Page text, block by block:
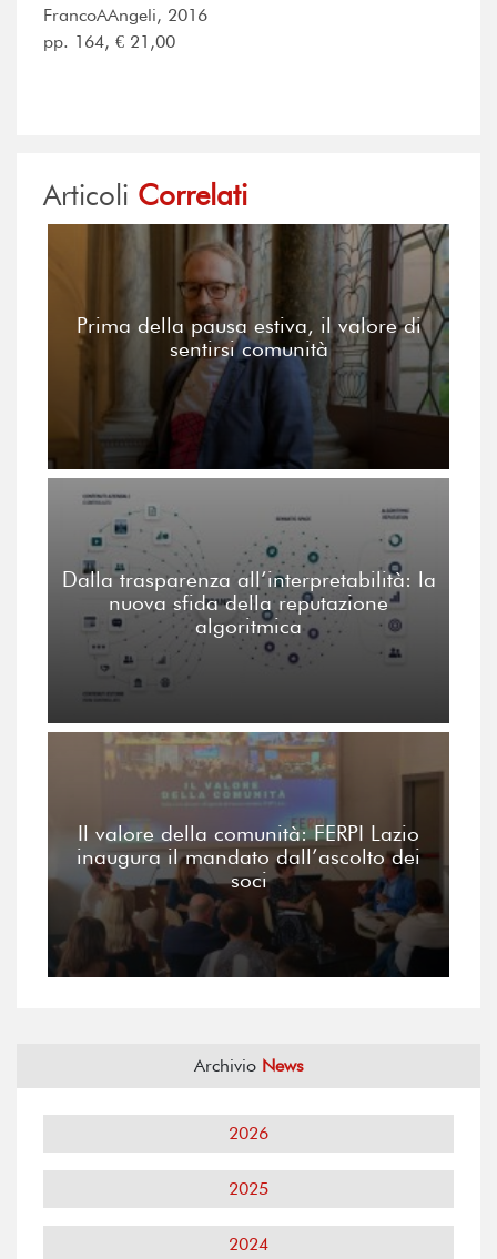
FrancoAAngeli, 2016
pp. 164, € 21,00
Articoli Correlati
Prima della pausa estiva, il valore di
sentirsi comunità
Dalla trasparenza all’interpretabilità: la
nuova sfida della reputazione
algoritmica
Il valore della comunità: FERPI Lazio
inaugura il mandato dall’ascolto dei
soci
Archivio News
2026
2025
2024